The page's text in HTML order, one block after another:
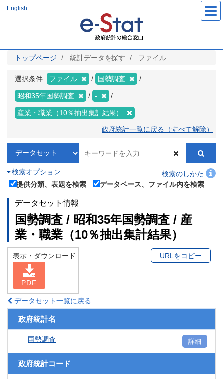
ツ
English
トップページ 統計データを探す ファイル
選択条件: ファイル 国勢調査
昭和35年国勢調査 -
産業・職業（10％抽出集計結果）
政府統計一覧に戻る（すべて解除）
検索オプション
検索のしかた
提供分類、表題を検索
データベース、ファイル内を検索
データセット情報
国勢調査 / 昭和35年国勢調査 / 産
業・職業（10％抽出集計結果）
表示・ダウンロード
PDF
URLをコピー
データセット一覧に戻る
政府統計名
国勢調査 詳細
政府統計コード